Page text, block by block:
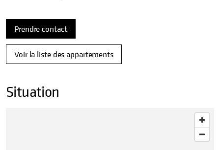
Prendre contact
Voir la liste des appartements
Situation